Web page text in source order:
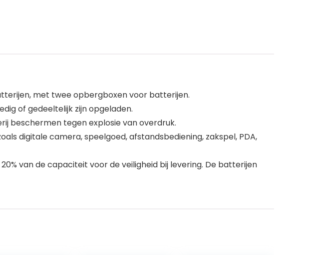
met twee opbergboxen voor batterijen.
of gedeeltelijk zijn opgeladen.
beschermen tegen explosie van overdruk.
digitale camera, speelgoed, afstandsbediening, zakspel, PDA,
20% van de capaciteit voor de veiligheid bij levering. De batterijen